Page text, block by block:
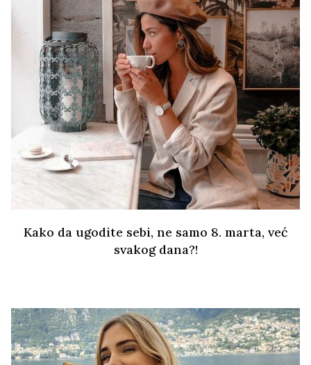
Kako da ugodite sebi, ne samo 8. marta, već
svakog dana?!